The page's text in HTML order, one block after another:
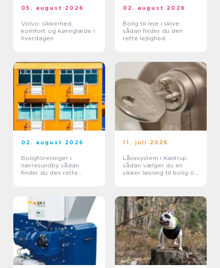
05. august 2026
Volvo: sikkerhed,
komfort og køreglæde i
hverdagen
02. august 2026
Bolig til leje i skive
sådan finder du den
rette lejlighed
02. august 2026
Boligforeninger i
nørresundby sådan
finder du den rette
11. juli 2026
Låsesystem i Kastrup:
sådan vælger du en
sikker løsning til bolig og